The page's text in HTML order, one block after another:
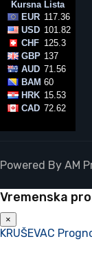
Powered By AM
Vremenska
×
KRUŠEVAC